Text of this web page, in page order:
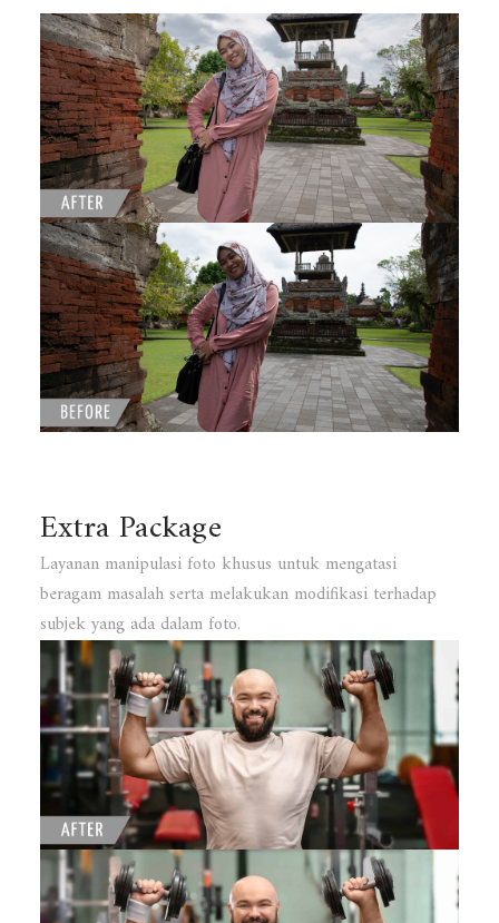
Extra Package
Layanan manipulasi foto khusus untuk mengatasi
beragam masalah serta melakukan modifikasi terhadap
subjek yang ada dalam foto.